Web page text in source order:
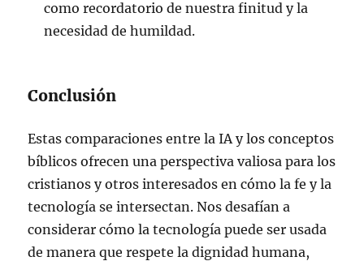
como recordatorio de nuestra finitud y la
necesidad de humildad.
Conclusión
Estas comparaciones entre la IA y los conceptos
bíblicos ofrecen una perspectiva valiosa para los
cristianos y otros interesados en cómo la fe y la
tecnología se intersectan. Nos desafían a
considerar cómo la tecnología puede ser usada
de manera que respete la dignidad humana,